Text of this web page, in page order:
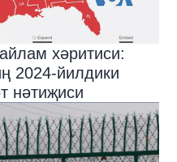
хәритиси:
2024-йилдики
нәтиҗиси